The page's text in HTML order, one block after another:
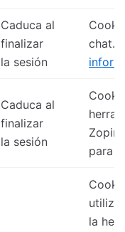
Caduca al
finalizar
la sesión
chat.
Caduca al
finalizar
la sesión
Zopin
para
la